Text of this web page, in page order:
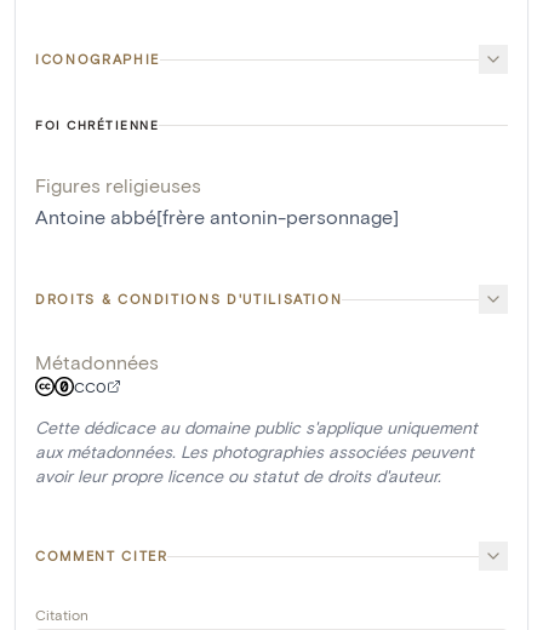
ICONOGRAPHIE
FOI CHRÉTIENNE
Figures religieuses
Antoine abbé[frère antonin-personnage]
DROITS & CONDITIONS D'UTILISATION
Métadonnées
CC0
Cette dédicace au domaine public s'applique uniquement
aux métadonnées. Les photographies associées peuvent
avoir leur propre licence ou statut de droits d'auteur.
COMMENT CITER
Citation